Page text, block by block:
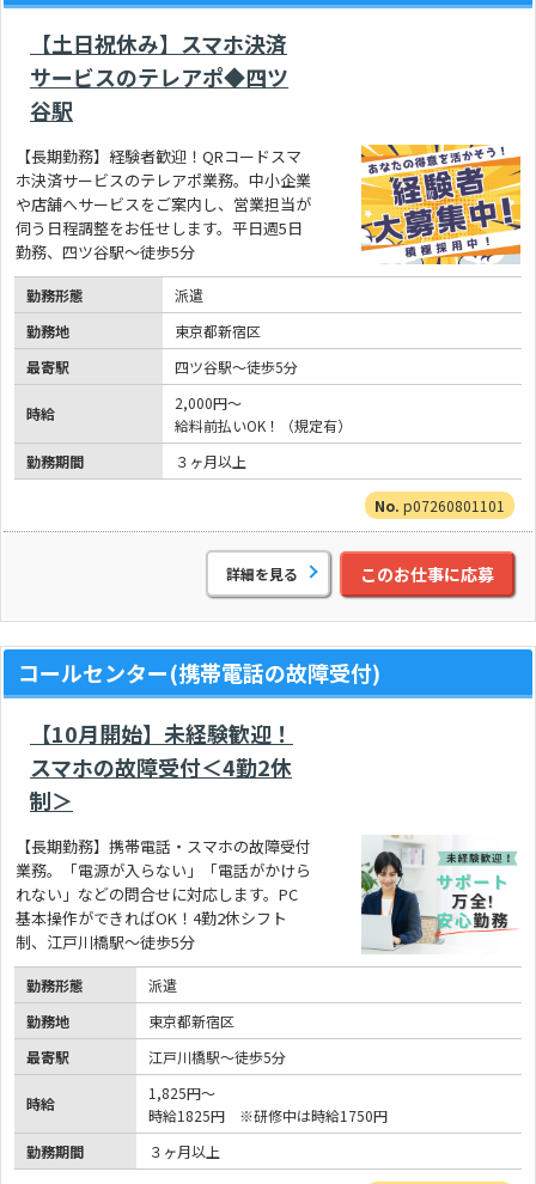
【土日祝休み】スマホ決済
サービスのテレアポ◆四ツ
谷駅
【長期勤務】経験者歓迎！QRコードスマ
ホ決済サービスのテレアポ業務。中小企業
や店舗へサービスをご案内し、営業担当が
伺う日程調整をお任せします。平日週5日
勤務、四ツ谷駅～徒歩5分
勤務形態
派遣
勤務地
東京都新宿区
最寄駅
四ツ谷駅～徒歩5分
時給
2,000円～
給料前払いOK！（規定有）
勤務期間
３ヶ月以上
p07260801101
詳細を見る このお仕事に応募
コールセンター(携帯電話の故障受付)
【10月開始】未経験歓迎！
スマホの故障受付＜4勤2休
制＞
【長期勤務】携帯電話・スマホの故障受付
業務。「電源が入らない」「電話がかけら
れない」などの問合せに対応します。PC
基本操作ができればOK！4勤2休シフト
制、江戸川橋駅～徒歩5分
勤務形態
派遣
勤務地
東京都新宿区
最寄駅
江戸川橋駅～徒歩5分
時給
1,825円～
時給1825円 ※研修中は時給1750円
勤務期間
３ヶ月以上